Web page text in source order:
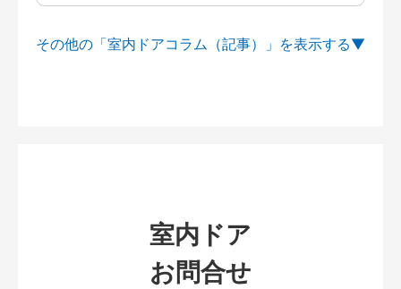
その他の「室内ドアコラム（記事）」を
室内ドア
お問合せ